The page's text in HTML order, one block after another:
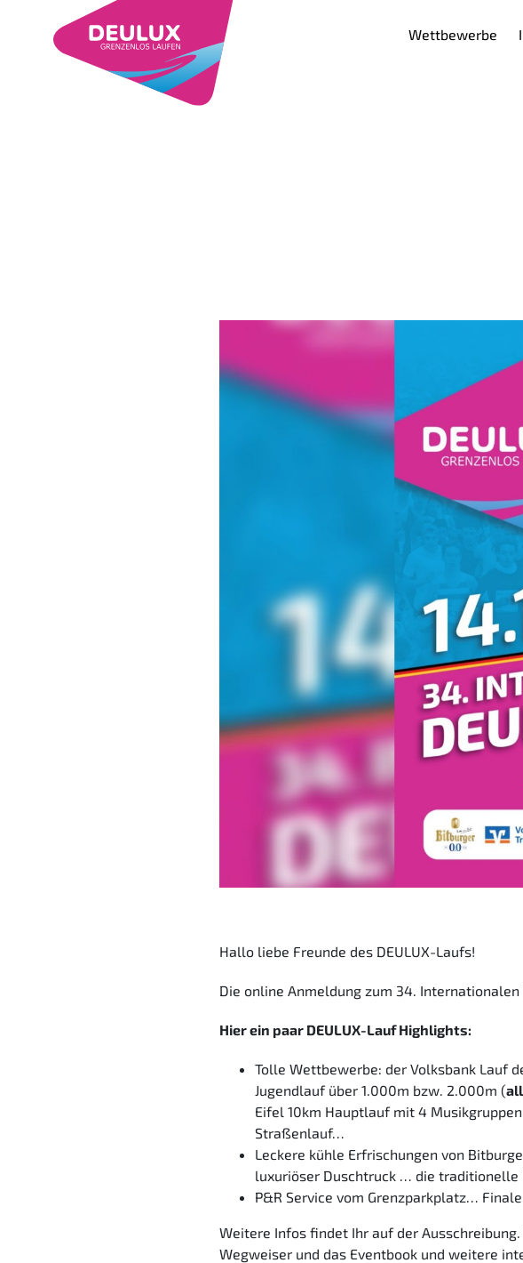
Wettbewerbe
Hallo liebe Freunde des DEULUX-Laufs!
Die online Anmeldung zum 34.
Hier ein paar DEULUX-Lauf Highlights:
Tolle Wettbewerbe: der Volksbank Lauf
Jugendlauf über 1.000m bzw. 2.000m (
Eifel 10km Hauptlauf mit 4
Straßenlauf…
Leckere kühle Erfrischungen von
luxuriöser Duschtruck … die traditionelle
P&R Service vom Grenzparkplatz…
Weitere Infos findet Ihr auf der
Wegweiser und das Eventbook und weitere